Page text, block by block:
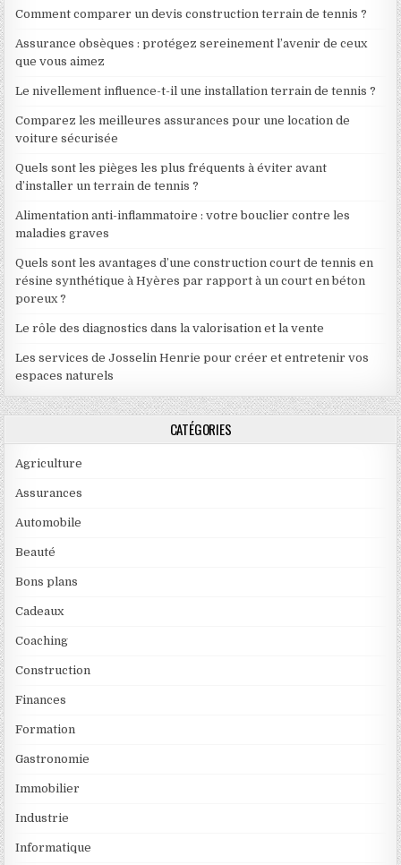
Comment comparer un devis construction terrain de tennis ?
Assurance obsèques : protégez sereinement l’avenir de ceux
que vous aimez
Le nivellement influence-t-il une installation terrain de tennis ?
Comparez les meilleures assurances pour une location de
voiture sécurisée
Quels sont les pièges les plus fréquents à éviter avant
d’installer un terrain de tennis ?
Alimentation anti-inflammatoire : votre bouclier contre les
maladies graves
Quels sont les avantages d’une construction court de tennis en
résine synthétique à Hyères par rapport à un court en béton
poreux ?
Le rôle des diagnostics dans la valorisation et la vente
Les services de Josselin Henrie pour créer et entretenir vos
espaces naturels
CATÉGORIES
Agriculture
Assurances
Automobile
Beauté
Bons plans
Cadeaux
Coaching
Construction
Finances
Formation
Gastronomie
Immobilier
Industrie
Informatique